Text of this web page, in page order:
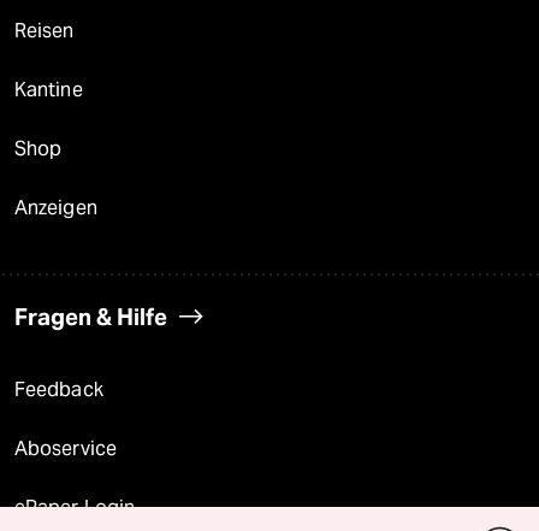
Reisen
Kantine
Shop
Anzeigen
Fragen & Hilfe
Feedback
Aboservice
ePaper Login